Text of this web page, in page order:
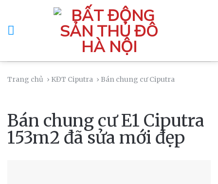
content
Trang chủ › KĐT Ciputra › Bán chung cư Ciputra
Bán chung cư E1 Ciputra
153m2 đã sửa mới đẹp